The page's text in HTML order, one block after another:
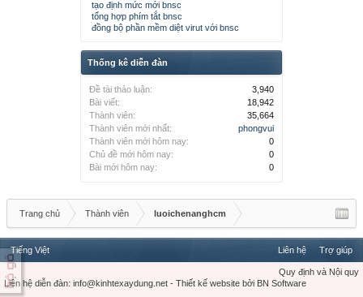
tạo định mức mới bnsc
tổng hợp phím tắt bnsc
đồng bộ phần mềm diệt virut với bnsc
Thống kê diễn đàn
Đề tài thảo luận:
3,940
Bài viết:
18,942
Thành viên:
35,664
Thành viên mới nhất:
phongvui
Thành viên mới hôm nay:
0
Chủ đề mới hôm nay:
0
Bài mới hôm nay:
0
Trang chủ Thành viên luoichenanghcm
Tiếng Việt Liên hệ Trợ giúp
Quy định và Nội quy
Liên hệ diễn đàn: info@kinhtexaydung.net - Thiết kế website bởi BN Software